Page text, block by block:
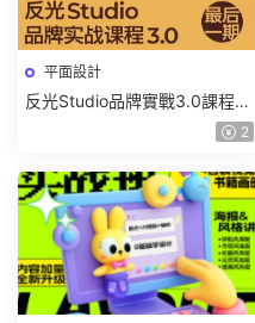
平面設計
反光Studio品牌實戰3.0課程
2025年【畫質還可以有課件】
2